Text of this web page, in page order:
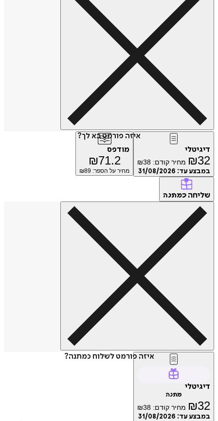
איזה פורמט בא לך?
דיגיטלי
₪32 מחיר קודם: ₪38
במבצע עד: 31/08/2026
מודפס
₪71.2
מחיר על הספר: ₪ 89
שליחה כמתנה
איזה פורמט לשלוח כמתנה?
דיגיטלי
מתנה
₪32 מחיר קודם: ₪38
במבצע עד: 31/08/2026